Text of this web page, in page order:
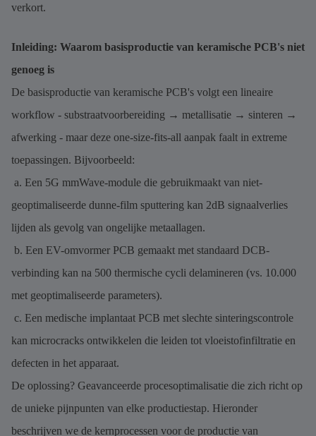
verkort.
Inleiding: Waarom basisproductie van keramische PCB's niet
genoeg is
De basisproductie van keramische PCB's volgt een lineaire
workflow - substraatvoorbereiding → metallisatie → sinteren →
afwerking - maar deze one-size-fits-all aanpak faalt in extreme
toepassingen. Bijvoorbeeld:
a. Een 5G mmWave-module die gebruikmaakt van niet-
geoptimaliseerde dunne-film sputtering kan 2dB signaalverlies
lijden als gevolg van ongelijke metaallagen.
b. Een EV-omvormer PCB gemaakt met standaard DCB-
verbinding kan na 500 thermische cycli delamineren (vs. 10.000
met geoptimaliseerde parameters).
c. Een medische implantaat PCB met slechte sinteringscontrole
kan microcracks ontwikkelen die leiden tot vloeistofinfiltratie en
defecten in het apparaat.
De oplossing? Geavanceerde procesoptimalisatie die zich richt op
de unieke pijnpunten van elke productiestap. Hieronder
beschrijven we de kernprocessen voor de productie van